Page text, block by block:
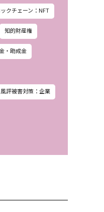
クチェーン：NFT
知的財産権
・助成金
風評被害対策：企業